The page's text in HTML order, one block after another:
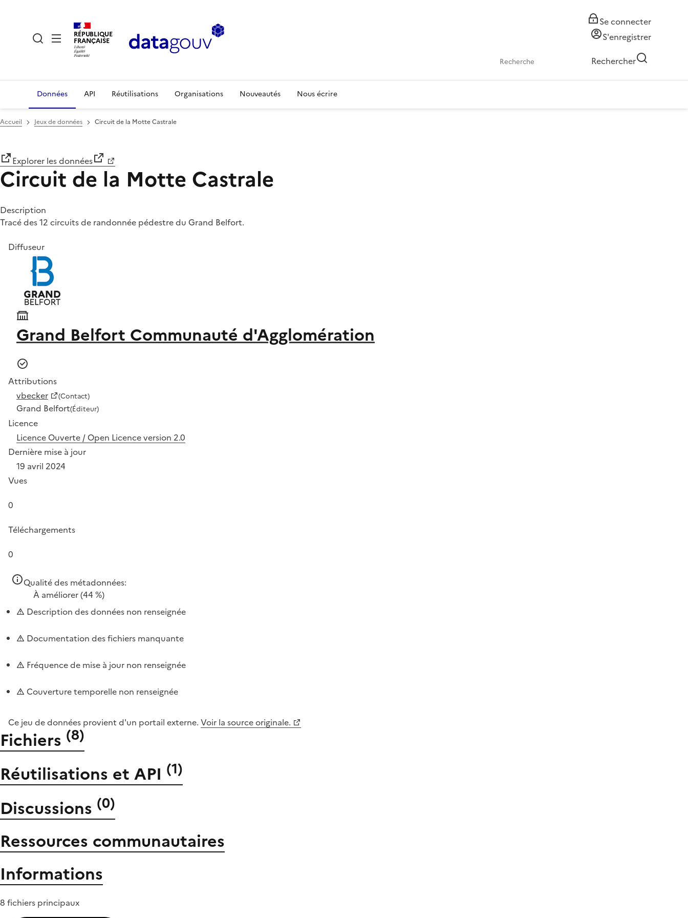
RÉPUBLIQUE
FRANÇAISE
Se connecter
S'enregistrer
Rechercher
Données API Réutilisations Organisations Nouveautés Nous écrire
Accueil Jeux de données Circuit de la Motte Castrale
Explorer les données
Circuit de la Motte Castrale
Description
Tracé des 12 circuits de randonnée pédestre du Grand Belfort.
Diffuseur
Grand Belfort Communauté d'Agglomération
Attributions
vbecker
(Contact)
Grand Belfort(Éditeur)
Licence
Licence Ouverte / Open Licence version 2.0
Dernière mise à jour
19 avril 2024
Vues
0
Téléchargements
0
Qualité des métadonnées:
À améliorer(44 %)
Description des données non renseignée
Documentation des fichiers manquante
Fréquence de mise à jour non renseignée
Couverture temporelle non renseignée
Ce jeu de données provient d'un portail externe. Voir la source originale.
Fichiers (8)
Réutilisations et API (1)
Discussions (0)
Ressources communautaires
Informations
8 fichiers principaux